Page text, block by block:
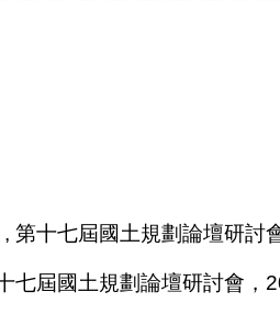
第十七屆國土規劃論壇研討
七屆國土規劃論壇研討會，